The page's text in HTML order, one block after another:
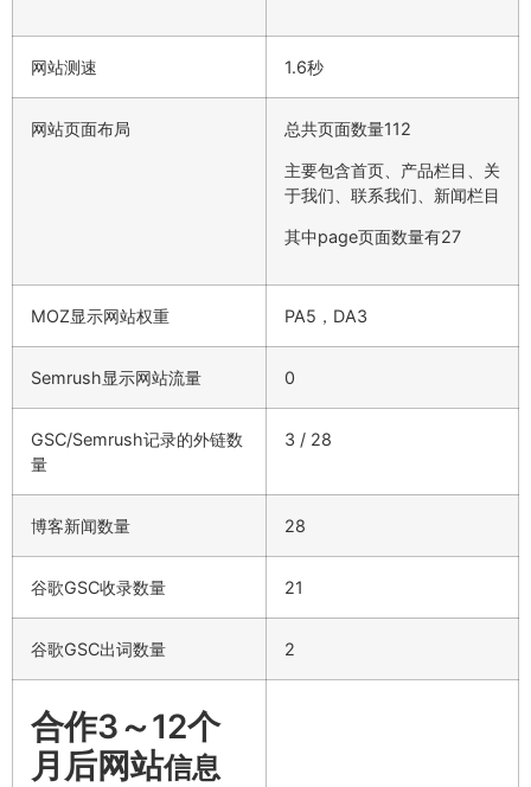
网站测速 1.6秒
网站页面布局 总共页面数量112
主要包含首页、产品栏目、关
于我们、联系我们、新闻栏目
其中page页面数量有27
MOZ显示网站权重 PA5，DA3
Semrush显示网站流量 0
GSC/Semrush记录的外链数
量
3 / 28
博客新闻数量 28
谷歌GSC收录数量 21
谷歌GSC出词数量 2
合作3～12个
月后网站信息